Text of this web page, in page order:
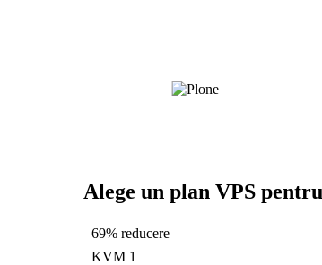
Alege un plan VPS
69% reducere
KVM 1